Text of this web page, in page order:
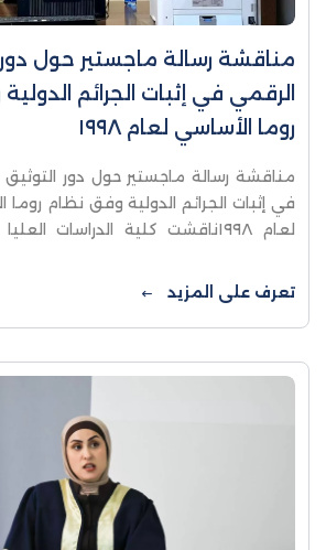
مناقشة رسالة ماجستير حول دور
الرقمي في إثبات الجرائم
روما الأساسي لعام ١٩٩٨
مناقشة رسالة ماجستير حول دور
في إثبات الجرائم الدولية وفق نظام روما
لعام ١٩٩٨ناقشت كلية الدراسات
الجنائي الدولي، ...
تعرف على المزيد